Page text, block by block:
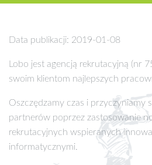
Data publikacji: 2019-01-08
Lobo jest agencją rekrutacyjną (nr
swoim klientom najlepszych
Oszczędzamy czas i przyczyniamy
partnerów poprzez zastosowanie
rekrutacyjnych wspieranych
informatycznymi.